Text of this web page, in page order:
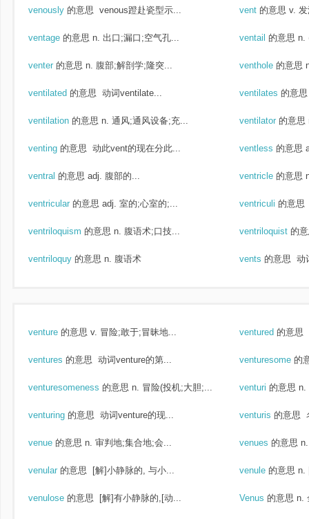
venously 的意思 venous蹬赴瓷型示... vent 的意思 v.
ventage 的意思 n. 出口;漏口;空气孔... ventail 的意思 n.
venter 的意思 n. 腹部;解剖学;隆突... venthole 的意思
ventilated 的意思 动词ventilate... ventilates 的意思
ventilation 的意思 n. 通风;通风设备;充... ventilator 的意思
venting 的意思 动此vent的现在分此... ventless 的意思
ventral 的意思 adj. 腹部的... ventricle 的意思
ventricular 的意思 adj. 室的;心室的;... ventriculi 的意思
ventriloquism 的意思 n. 腹语术;口技... ventriloquist 的
ventriloquy 的意思 n. 腹语术 vents 的意思 动
venture 的意思 v. 冒险;敢于;冒昧地... ventured 的意思
ventures 的意思 动词venture的第... venturesome 的
venturesomeness 的意思 n. 冒险(投机;大胆;... venturi 的意思 n.
venturing 的意思 动词venture的现... venturis 的意思
venue 的意思 n. 审判地;集合地;会... venues 的意思
venular 的意思 [解]小静脉的, 与小... venule 的意思 n.
venulose 的意思 [解]有小静脉的,[动... Venus 的意思 n.